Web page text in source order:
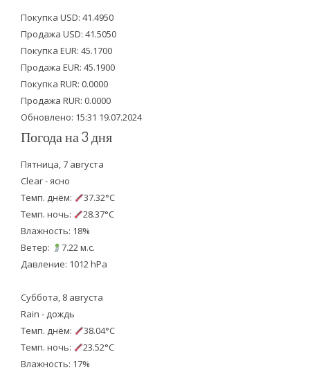
t
e
r
b
o
o
k
u
b
e
Покупка USD: 41.4950
Продажа USD: 41.5050
Покупка EUR: 45.1700
Продажа EUR: 45.1900
Покупка RUR: 0.0000
Продажа RUR: 0.0000
Обновлено: 15:31 19.07.2024
Погода на 3 дня
Пятница, 7 августа
Clear - ясно
Темп. днём:
37.32°C
Темп. ночь:
28.37°C
Влажность: 18%
Ветер:
7.22 м.с.
Давление: 1012 hPa
Суббота, 8 августа
Rain - дождь
Темп. днём:
38.04°C
Темп. ночь:
23.52°C
Влажность: 17%